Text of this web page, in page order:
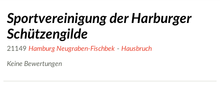
Sportvereinigung der Harburger
Schützengilde
21149 Hamburg Neugraben-Fischbek - Hausbruch
Keine Bewertungen